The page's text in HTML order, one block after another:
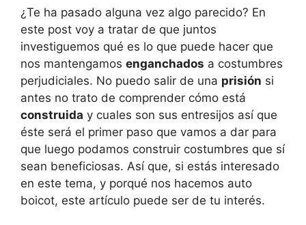
¿Te ha pasado alguna vez algo parecido? En
este post voy a tratar de que juntos
investiguemos qué es lo que puede hacer que
nos mantengamos enganchados a costumbres
perjudiciales. No puedo salir de una prisión si
antes no trato de comprender cómo está
construida y cuales son sus entresijos así que
éste será el primer paso que vamos a dar para
que luego podamos construir costumbres que sí
sean beneficiosas. Así que, si estás interesado
en este tema, y porqué nos hacemos auto
boicot, este artículo puede ser de tu interés.